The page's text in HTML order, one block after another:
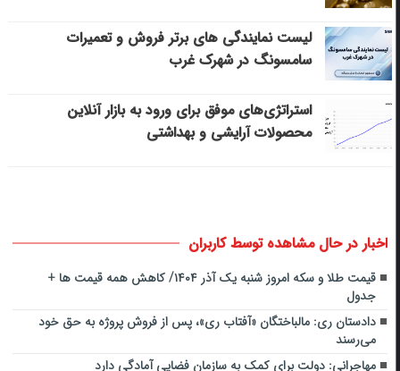
لیست نمایندگی های برتر فروش و تعمیرات
سامسونگ در شهرک غرب
استراتژی‌های موفق برای ورود به بازار آنلاین
محصولات آرایشی و بهداشتی
اخبار در حال مشاهده توسط کاربران
قیمت طلا و سکه امروز شنبه یک آذر ۱۴۰۴/ کاهش همه قیمت ها +
جدول
دادستان ری: مالباختگان «آفتاب ری»، پس از فروش پروژه به حق خود
می‌رسند
مهاجرانی: دولت برای کمک به سازمان فضایی آمادگی دارد